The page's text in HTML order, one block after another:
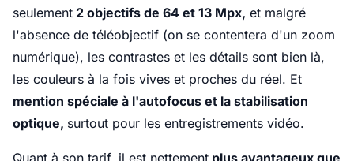
seulement 2 objectifs de 64 et 13 Mpx, et malgré
l'absence de téléobjectif (on se contentera d'un zoom
numérique), les contrastes et les détails sont bien là,
les couleurs à la fois vives et proches du réel. Et
mention spéciale à l'autofocus et la stabilisation
optique, surtout pour les entregistrements vidéo.